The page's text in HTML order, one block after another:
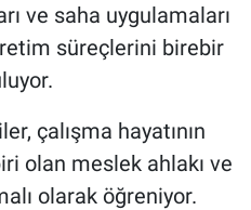
ve saha uygulamaları
süreçlerini birebir
çalışma hayatının
olan meslek ahlakı ve
olarak öğreniyor.